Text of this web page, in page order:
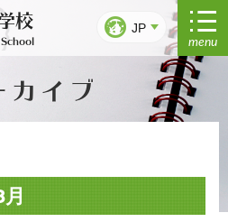
校 JP
menu
カイブ